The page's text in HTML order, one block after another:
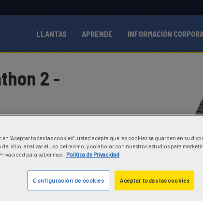
LLANTAS APRENDE INFORMACIÓN
2 -
de camionetas y
una mayor resistencia de la
en “Aceptar todas las cookies”, usted acepta que las cookies se guarden en su
del sitio, analizar el uso del mismo, y colaborar con nuestros estudios para
para saber mas.
Politica de Privacidad
Aceptar todas las cookies
Configuración de cookies